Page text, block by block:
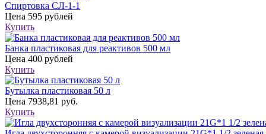
Спиртовка СЛ-1-1
Цена 595 рублей
Купить
Банка пластиковая для реактивов 500 мл
Цена 400 рублей
Купить
Бутылка пластиковая 50 л
Цена 7938,81 руб.
Купить